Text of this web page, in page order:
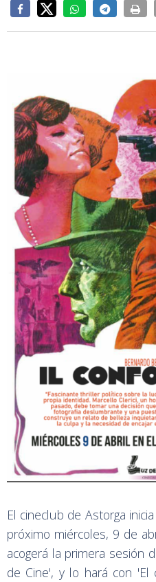
El cineclub de Astorga
próximo miércoles, 9 de
acogerá la primera sesión
de Cine', y lo hará con 'El